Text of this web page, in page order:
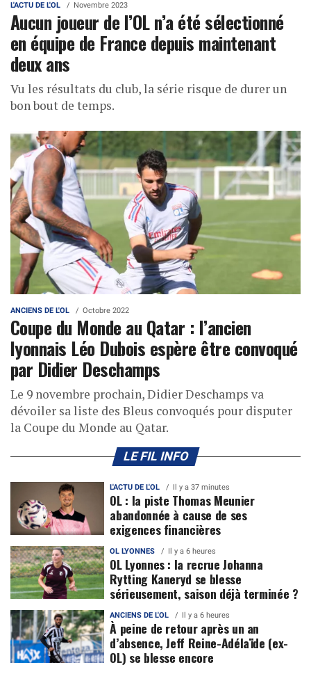
L'ACTU DE L'OL Novembre 2023
Aucun joueur de l’OL n’a été sélectionné
en équipe de France depuis maintenant
deux ans
Vu les résultats du club, la série risque de durer un
bon bout de temps.
ANCIENS DE L'OL Octobre 2022
Coupe du Monde au Qatar : l’ancien
lyonnais Léo Dubois espère être convoqué
par Didier Deschamps
Le 9 novembre prochain, Didier Deschamps va
dévoiler sa liste des Bleus convoqués pour disputer
la Coupe du Monde au Qatar.
LE FIL INFO
L'ACTU DE L'OL Il y a 37 minutes
OL : la piste Thomas Meunier
abandonnée à cause de ses
exigences financières
OL LYONNES Il y a 6 heures
OL Lyonnes : la recrue Johanna
Rytting Kaneryd se blesse
sérieusement, saison déjà terminée ?
ANCIENS DE L'OL Il y a 6 heures
À peine de retour après un an
d’absence, Jeff Reine-Adélaïde (ex-
OL) se blesse encore